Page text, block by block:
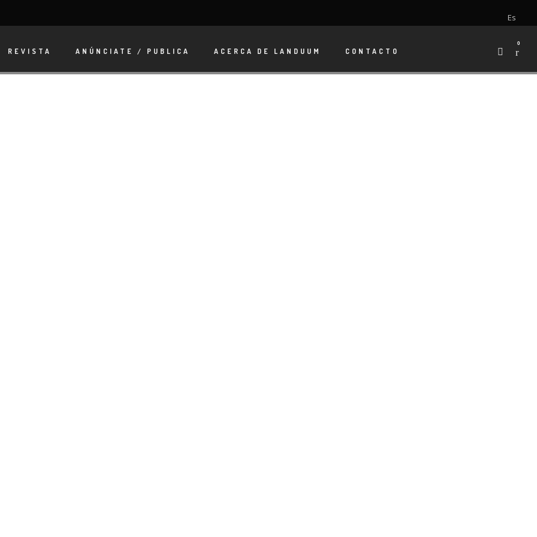
Es
REVISTA ANÚNCIATE / PUBLICA ACERCA DE LANDUUM CONTACTO
0